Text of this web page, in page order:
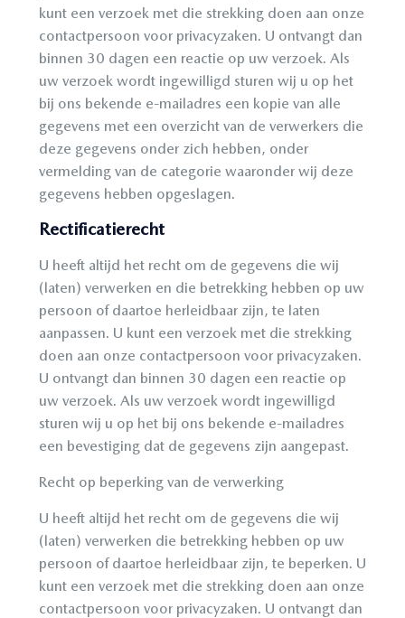
kunt een verzoek met die strekking doen aan onze
contactpersoon voor privacyzaken. U ontvangt dan
binnen 30 dagen een reactie op uw verzoek. Als
uw verzoek wordt ingewilligd sturen wij u op het
bij ons bekende e-mailadres een kopie van alle
gegevens met een overzicht van de verwerkers die
deze gegevens onder zich hebben, onder
vermelding van de categorie waaronder wij deze
gegevens hebben opgeslagen.
Rectificatierecht
U heeft altijd het recht om de gegevens die wij
(laten) verwerken en die betrekking hebben op uw
persoon of daartoe herleidbaar zijn, te laten
aanpassen. U kunt een verzoek met die strekking
doen aan onze contactpersoon voor privacyzaken.
U ontvangt dan binnen 30 dagen een reactie op
uw verzoek. Als uw verzoek wordt ingewilligd
sturen wij u op het bij ons bekende e-mailadres
een bevestiging dat de gegevens zijn aangepast.
Recht op beperking van de verwerking
U heeft altijd het recht om de gegevens die wij
(laten) verwerken die betrekking hebben op uw
persoon of daartoe herleidbaar zijn, te beperken. U
kunt een verzoek met die strekking doen aan onze
contactpersoon voor privacyzaken. U ontvangt dan